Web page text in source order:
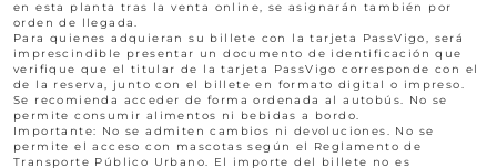
en esta planta tras la venta online, se asignarán también por
orden de llegada.
Para quienes adquieran su billete con la tarjeta PassVigo, será
imprescindible presentar un documento de identificación que
verifique que el titular de la tarjeta PassVigo corresponde con el
de la reserva, junto con el billete en formato digital o impreso.
Se recomienda acceder de forma ordenada al autobús. No se
permite consumir alimentos ni bebidas a bordo.
Importante: No se admiten cambios ni devoluciones. No se
permite el acceso con mascotas según el Reglamento de
Transporte Público Urbano. El importe del billete no es